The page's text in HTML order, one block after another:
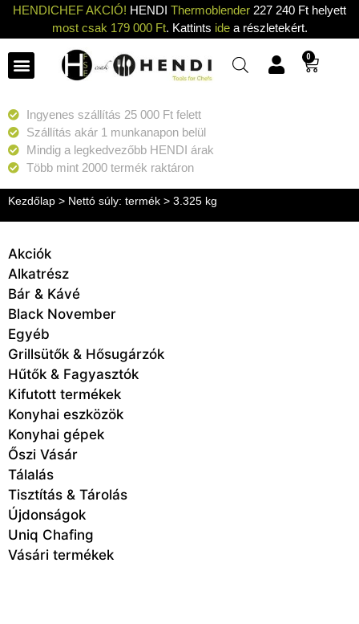
HENDICHEF AKCIÓ! HENDI Thermoblender 227 240 Ft helyett
most csak 179 000 Ft. Kattints idea részletekért.
0
Ingyenes szállítás 25 000 Ft felett
Szállítás akár 1 munkanapon belül
Mindig a legkedvezőbb HENDI árak
Több mint 2000 termék raktáron
Kezdőlap > Nettó súly: termék > 3.325 kg
Akciók
Alkatrész
Bár & Kávé
Black November
Egyéb
Grillsütők & Hősugárzók
Hűtők & Fagyasztók
Kifutott termékek
Konyhai eszközök
Konyhai gépek
Őszi Vásár
Tálalás
Tisztítás & Tárolás
Újdonságok
Uniq Chafing
Vásári termékek